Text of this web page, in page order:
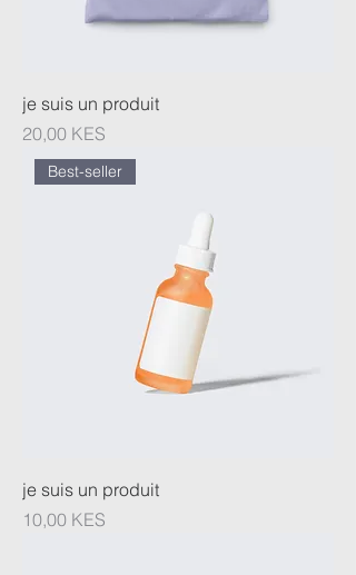
je suis un produit
Prix
20,00 KES
Best-seller
je suis un produit
Prix
10,00 KES